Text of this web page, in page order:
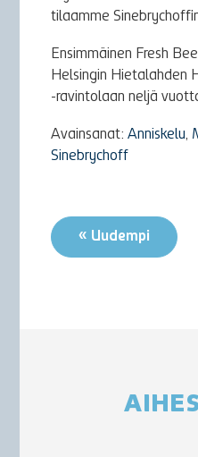
tilaamme
Ensimmäinen Fresh
Helsingin Hietalahden
-ravintolaan neljä
Avainsanat:Anniskelu,
Sinebrychoff
« Uudempi